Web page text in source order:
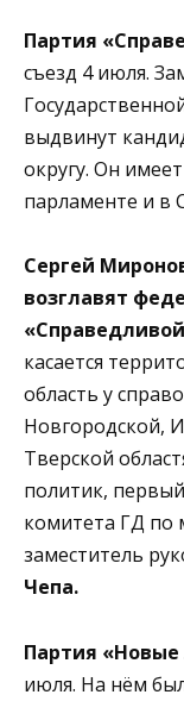
Партия
съезд 4 июля.
выдвинут
округу. Он
парламенте и в
Сергей
возглавят
касается
область у
Новгородской,
Тверской
политик,
комитета ГД
заместитель
Чепа.
Партия
июля. На нём